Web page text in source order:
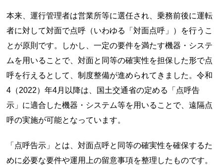
本来、運行管理者は営業所等に選任され、乗務前後に運転
者に対して対面で点呼（いわゆる「対面点呼」）を行うこ
とが原則です。しかし、一定の要件を満たす機器・システ
ムを用いることで、対面と同等の確実性を担保した形で点
呼を行えるとして、制度整備が進められてきました。令和
4（2022）年4月以降は、国土交通省の定める「点呼告
示」に適合した機器・システム等を用いることで、遠隔点
呼の実施が可能となっています。
「点呼告示」とは、対面点呼と同等の確実性を確保するた
めに必要な要件や運用上の留意事項を整理したものです。